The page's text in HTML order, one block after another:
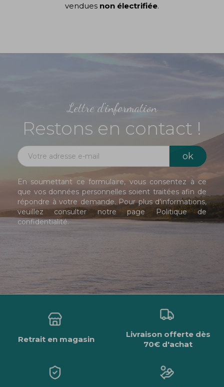
vendues non électrifiée.
Lettre d'information
Restons en contact !
En soumettant ce formulaire, vous consentez à ce
que vos données personnelles soient traitées afin de
répondre à votre demande. Pour plus d’informations,
veuillez consulter notre page Politique de
confidentialité.
Retrait en magasin
Livraison offerte dès
70€ d'achat